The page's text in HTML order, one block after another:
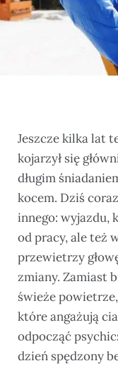
Jeszcze kilka lat
kojarzył się
długim
kocem. Dziś
innego: wyjazdu,
od pracy, ale też
przewietrzy
zmiany. Zamiast
świeże
które angażują
odpocząć
dzień spędzony